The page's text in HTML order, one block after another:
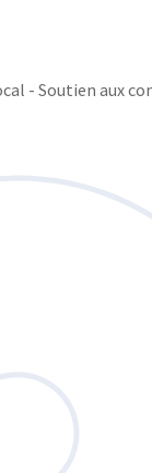
- Soutien aux